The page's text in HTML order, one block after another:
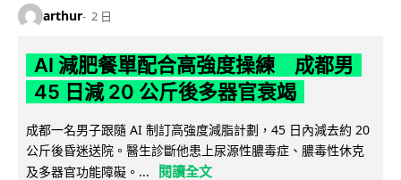
arthur 2 日
AI 減肥餐單配合高強度操練 成都男
45 日減 20 公斤後多器官衰竭
成都一名男子跟隨 AI 制訂高強度減脂計劃，45 日內減去約 20
公斤後昏迷送院。醫生診斷他患上尿源性膿毒症、膿毒性休克
及多器官功能障礙。...
閱讀全文